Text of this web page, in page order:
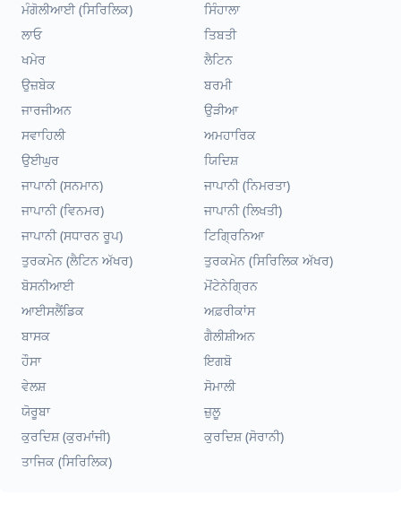
ਮੰਗੋਲੀਆਈ (ਸਿਰਿਲਿਕ)
ਸਿੰਹਾਲਾ
ਲਾਓ
ਤਿਬਤੀ
ਖਮੇਰ
ਲੈਟਿਨ
ਉਜ਼ਬੇਕ
ਬਰਮੀ
ਜਾਰਜੀਅਨ
ਉੜੀਆ
ਸਵਾਹਿਲੀ
ਅਮਹਾਰਿਕ
ਉਈਘੁਰ
ਯਿਦਿਸ਼
ਜਾਪਾਨੀ (ਸਨਮਾਨ)
ਜਾਪਾਨੀ (ਨਿਮਰਤਾ)
ਜਾਪਾਨੀ (ਵਿਨਮਰ)
ਜਾਪਾਨੀ (ਲਿਖਤੀ)
ਜਾਪਾਨੀ (ਸਧਾਰਨ ਰੂਪ)
ਟਿਗ੍ਰਿਨਿਆ
ਤੁਰਕਮੇਨ (ਲੈਟਿਨ ਅੱਖਰ)
ਤੁਰਕਮੇਨ (ਸਿਰਿਲਿਕ ਅੱਖਰ)
ਬੋਸਨੀਆਈ
ਮੋਂਟੇਨੇਗ੍ਰਿਨ
ਆਈਸਲੈਂਡਿਕ
ਅਫ਼ਰੀਕਾਂਸ
ਬਾਸਕ
ਗੈਲੀਸ਼ੀਅਨ
ਹੌਸਾ
ਇਗਬੋ
ਵੇਲਸ਼
ਸੋਮਾਲੀ
ਯੋਰੂਬਾ
ਜ਼ੁਲੂ
ਕੁਰਦਿਸ਼ (ਕੁਰਮਾਂਜੀ)
ਕੁਰਦਿਸ਼ (ਸੋਰਾਨੀ)
ਤਾਜਿਕ (ਸਿਰਿਲਿਕ)